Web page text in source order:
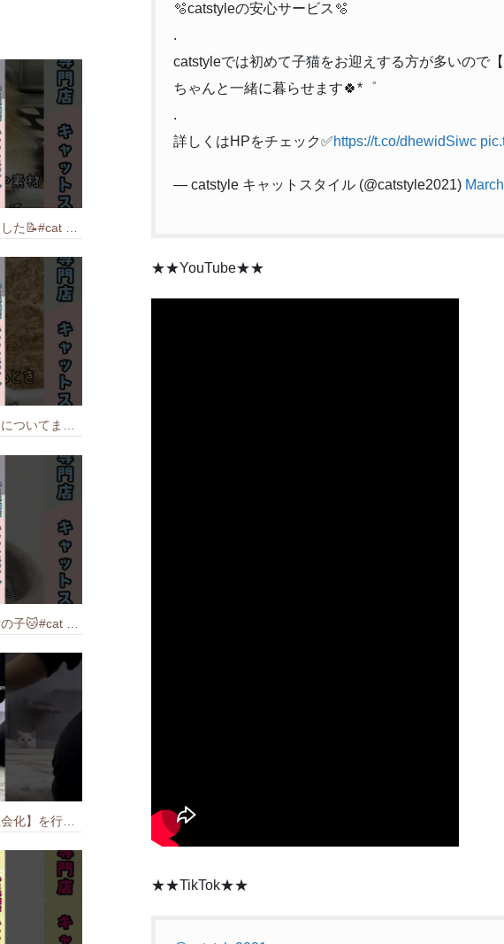
🫧catstyleの安心サービス🫧
.
catstyleでは初めて子猫をお迎えする方が多いので
ちゃんと一緒に暮らせます🍀*゜
.
詳しくはHPをチェック✅https://t.co/dhewidSiwc
— catstyle キャットスタイル (@catstyle2021)
★★YouTube★★
★★TikTok★★
ゲージの選び方についてまとめました️📝#cat #猫のいる暮らし #ねこ #キャット #munchkin
ねこちゃんの【ゲージの使い方】についてまとめました️🐱📝